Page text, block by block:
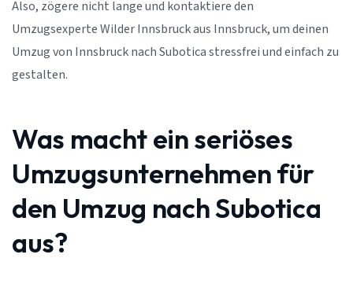
Also, zögere nicht lange und kontaktiere den
Umzugsexperte Wilder Innsbruck aus Innsbruck, um deinen
Umzug von Innsbruck nach Subotica stressfrei und einfach zu
gestalten.
Was macht ein seriöses
Umzugsunternehmen für
den Umzug nach Subotica
aus?